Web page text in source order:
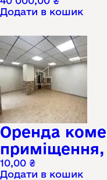
Додати в кошик
Оренда
приміщення,
10,00 ₴
Додати в кошик